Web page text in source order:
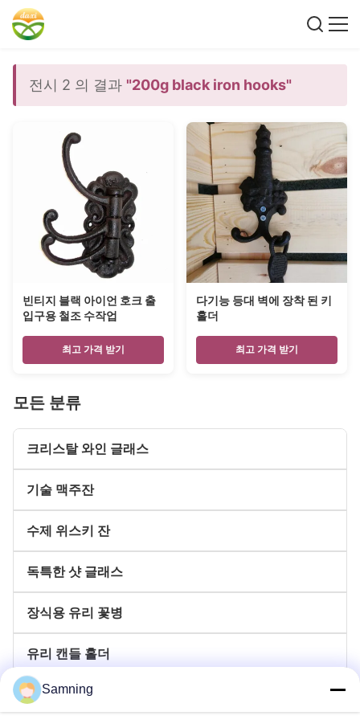
전시 2 의 결과 "200g black iron hooks"
빈티지 블랙 아이언 호크 출
입구용 철조 수작업
최고 가격 받기
다기능 등대 벽에 장착 된 키
홀더
최고 가격 받기
모든 분류
크리스탈 와인 글래스
기술 맥주잔
수제 위스키 잔
독특한 샷 글래스
장식용 유리 꽃병
유리 캔들 홀더
글라스 충전기 플레이트
Samning